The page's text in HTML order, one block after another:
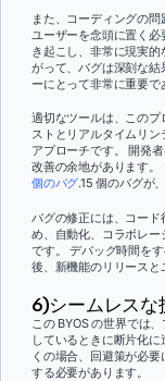
また、コーディングの問
ユーザーを念頭に置く
き起こし、非常に現実
がって、バグは深刻な
ーにとって非常に重要で
適切なツールは、この
ストとリアルタイムリ
アプローチです。 開発
改善の余地があります
個のバグ.15 個のバグが
バグの修正には、コー
め、自動化、コラボレ
です。 デバッグ時間を
後、新機能のリリースと
6)シームレスな
この BYOS の世界では
しているときに断片化
くの場合、回避策が必
する必要があります。